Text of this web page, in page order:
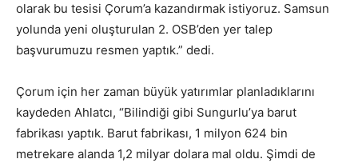
olarak bu tesisi Çorum’a kazandırmak istiyoruz. Samsun
yolunda yeni oluşturulan 2. OSB’den yer talep
başvurumuzu resmen yaptık.” dedi.
Çorum için her zaman büyük yatırımlar planladıklarını
kaydeden Ahlatcı, “Bilindiği gibi Sungurlu’ya barut
fabrikası yaptık. Barut fabrikası, 1 milyon 624 bin
metrekare alanda 1,2 milyar dolara mal oldu. Şimdi de